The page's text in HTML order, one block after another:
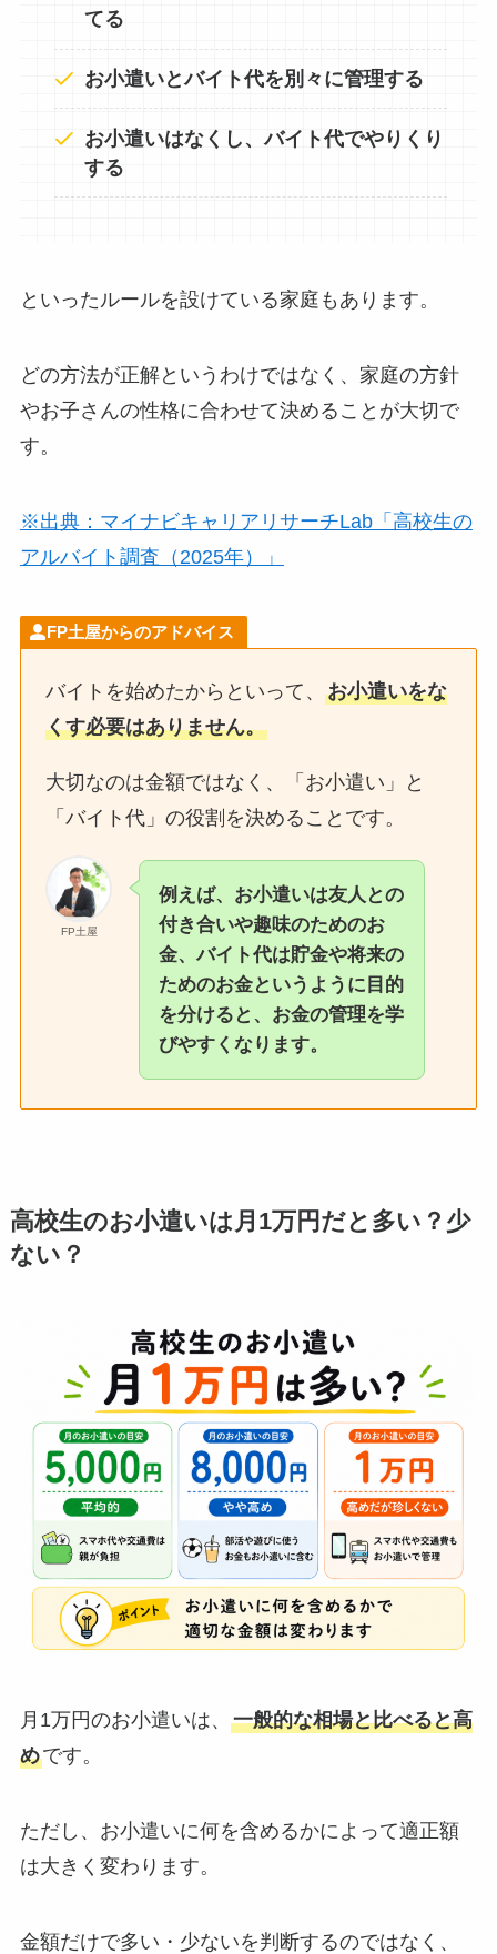
てる
お小遣いとバイト代を別々に管理する
お小遣いはなくし、バイト代でやりくり
する
といったルールを設けている家庭もあります。
どの方法が正解というわけではなく、家庭の方針
やお子さんの性格に合わせて決めることが大切で
す。
※出典：マイナビキャリアリサーチLab「高校生の
アルバイト調査（2025年）」
FP土屋からのアドバイス
バイトを始めたからといって、お小遣いをな
くす必要はありません。
大切なのは金額ではなく、「お小遣い」と
「バイト代」の役割を決めることです。
FP土屋
例えば、お小遣いは友人との
付き合いや趣味のためのお
金、バイト代は貯金や将来の
ためのお金というように目的
を分けると、お金の管理を学
びやすくなります。
高校生のお小遣いは月1万円だと多い？少
ない？
月1万円のお小遣いは、 一般的な相場と比べると高
めです。
ただし、お小遣いに何を含めるかによって適正額
は大きく変わります。
金額だけで多い・少ないを判断するのではなく、